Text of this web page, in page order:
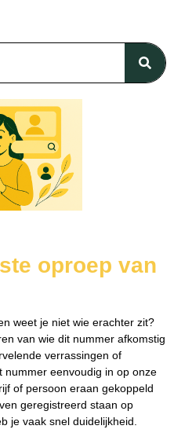
oproep van
weet je niet wie erachter zit?
van wie dit nummer afkomstig
verrassingen of
nummer eenvoudig in op onze
of persoon eraan gekoppeld
geregistreerd staan op
je vaak snel duidelijkheid.